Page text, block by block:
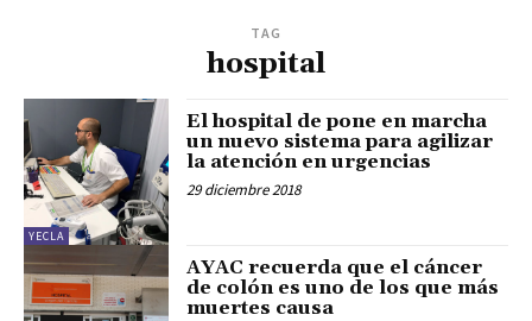
TAG
hospital
YECLA
El hospital de pone en marcha
un nuevo sistema para agilizar
la atención en urgencias
29 diciembre 2018
AYAC recuerda que el cáncer
de colón es uno de los que más
muertes causa